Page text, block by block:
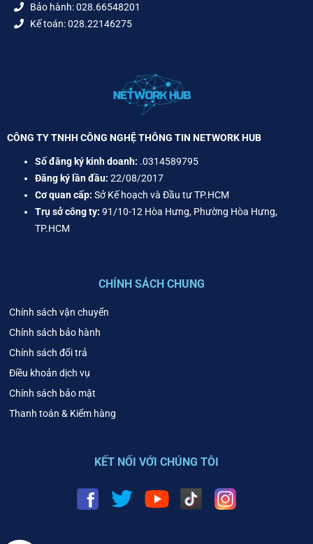
Bảo hành: 028.66548201
Kế toán: 028.22146275
CÔNG TY TNHH CÔNG NGHỆ THÔNG TIN NETWORK HUB
Số đăng ký kinh doanh: .0314589795
Đăng ký lần đầu: 22/08/2017
Cơ quan cấp: Sở Kế hoạch và Đầu tư TP.HCM
Trụ sở công ty: 91/10-12 Hòa Hưng, Phường Hòa Hưng,
TP.HCM
CHÍNH SÁCH CHUNG
Chính sách vận chuyển
Chính sách bảo hành
Chính sách đổi trả
Điều khoản dịch vụ
Chính sách bảo mật
Thanh toán & Kiểm hàng
KẾT NỐI VỚI CHÚNG TÔI